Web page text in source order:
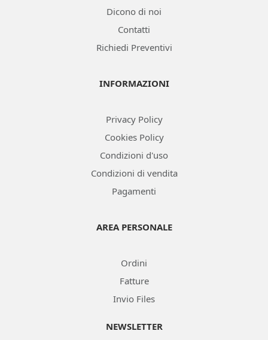
Dicono di noi
Contatti
Richiedi Preventivi
INFORMAZIONI
Privacy Policy
Cookies Policy
Condizioni d'uso
Condizioni di vendita
Pagamenti
AREA PERSONALE
Ordini
Fatture
Invio Files
NEWSLETTER